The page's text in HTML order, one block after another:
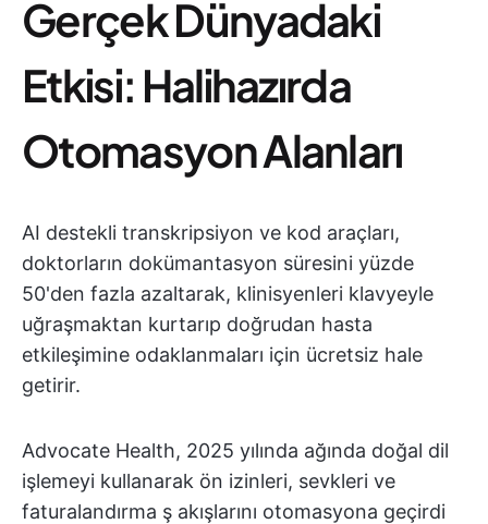
Gerçek Dünyadaki
Etkisi: Halihazırda
Otomasyon Alanları
AI destekli transkripsiyon ve kod araçları,
doktorların dokümantasyon süresini yüzde
50'den fazla azaltarak, klinisyenleri klavyeyle
uğraşmaktan kurtarıp doğrudan hasta
etkileşimine odaklanmaları için ücretsiz hale
getirir.
Advocate Health, 2025 yılında ağında doğal dil
işlemeyi kullanarak ön izinleri, sevkleri ve
faturalandırma ş akışlarını otomasyona geçirdi